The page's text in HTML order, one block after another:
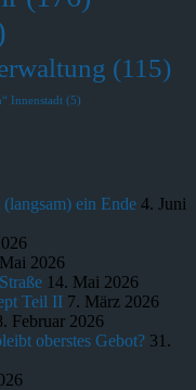
(115)
Innenstadt (5)
ein Ende 4. Juni
2026
14. Mai 2026
Teil II 7. März 2026
Februar 2026
oberstes Gebot? 31.